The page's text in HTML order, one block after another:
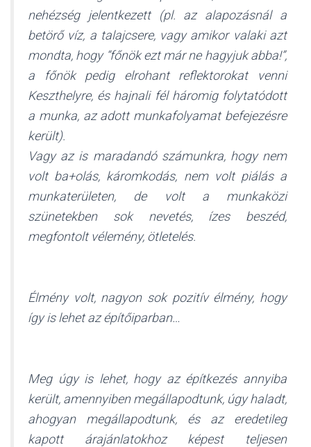
nehézség jelentkezett (pl. az alapozásnál a
betörő víz, a talajcsere, vagy amikor valaki azt
mondta, hogy “főnök ezt már ne hagyjuk abba!”,
a főnök pedig elrohant reflektorokat venni
Keszthelyre, és hajnali fél háromig folytatódott
a munka, az adott munkafolyamat befejezésre
került).
Vagy az is maradandó számunkra, hogy nem
volt ba+olás, káromkodás, nem volt piálás a
munkaterületen, de volt a munkaközi
szünetekben sok nevetés, ízes beszéd,
megfontolt vélemény, ötletelés.
Élmény volt, nagyon sok pozitív élmény, hogy
így is lehet az építőiparban…
Meg úgy is lehet, hogy az építkezés annyiba
került, amennyiben megállapodtunk, úgy haladt,
ahogyan megállapodtunk, és az eredetileg
kapott árajánlatokhoz képest teljesen